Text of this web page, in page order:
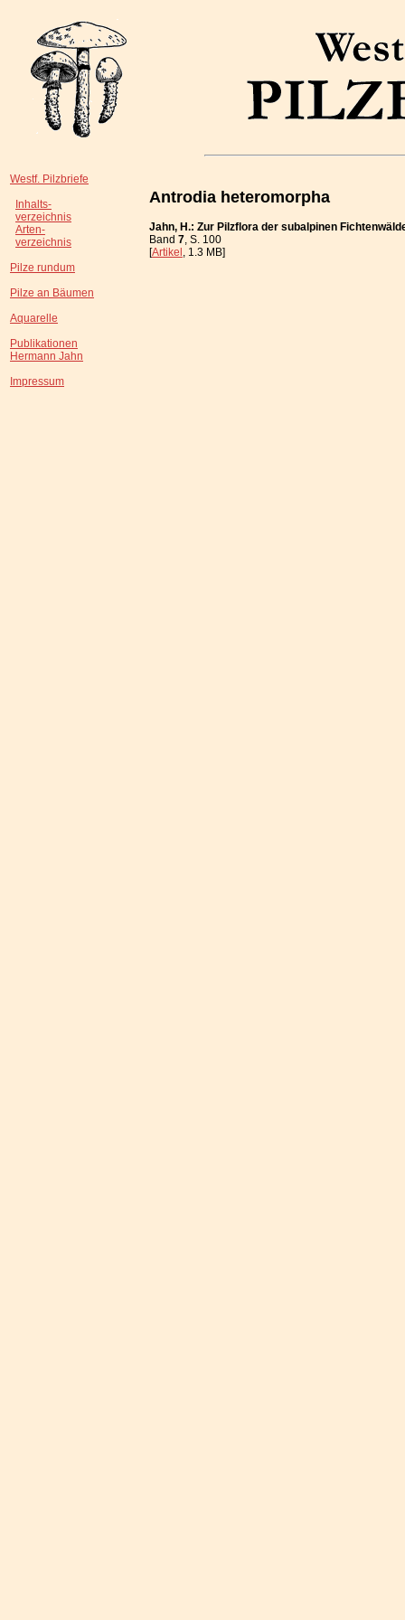
Westf. Pilzbriefe
Inhalts-
verzeichnis
Arten-
verzeichnis
Pilze rundum
Pilze an Bäumen
Aquarelle
Publikationen
Hermann Jahn
Impressum
Antrodia heteromorpha
Jahn, H.: Zur Pilzflora der subalpinen
Band 7, S. 100
[Artikel, 1.3 MB]